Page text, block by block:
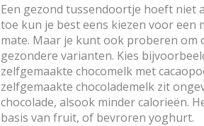
Een gezond tussendoortje hoeft niet
toe kun je best eens kiezen voor een
mate. Maar je kunt ook proberen
gezondere varianten. Kies
zelfgemaakte chocomelk met
zelfgemaakte chocolademelk zit
chocolade, alsook minder calorieën.
basis van fruit, of bevroren yoghurt.